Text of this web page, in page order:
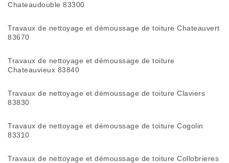
Chateaudouble 83300
Travaux de nettoyage et démoussage de toiture Chateauvert
83670
Travaux de nettoyage et démoussage de toiture
Chateauvieux 83840
Travaux de nettoyage et démoussage de toiture Claviers
83830
Travaux de nettoyage et démoussage de toiture Cogolin
83310
Travaux de nettoyage et démoussage de toiture Collobrieres